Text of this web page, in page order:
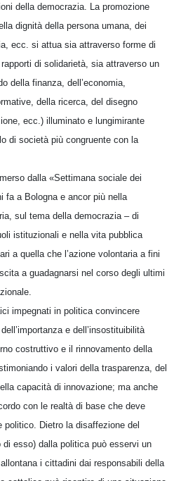
della democrazia. La promozione
dignità della persona umana, dei
ecc. si attua sia attraverso forme di
di solidarietà, sia attraverso un
della finanza, dell’economia,
della ricerca, del disegno
ecc.) illuminato e lungimirante
di società più congruente con la
dalla «Settimana sociale dei
fa a Bologna e ancor più nella
sul tema della democrazia – di
istituzionali e nella vita pubblica
a quella che l’azione volontaria a fini
a guadagnarsi nel corso degli ultimi
impegnati in politica convincere
e dell’insostituibilità
costruttivo e il rinnovamento della
i valori della trasparenza, del
capacità di innovazione; ma anche
con le realtà di base che deve
politico. Dietro la disaffezione del
esso) dalla politica può esservi un
i cittadini dai responsabili della